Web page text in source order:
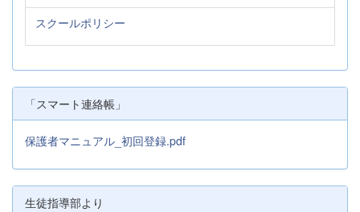
スクールポリシー
「スマート連絡帳」
保護者マニュアル_初回登録.pdf
生徒指導部より